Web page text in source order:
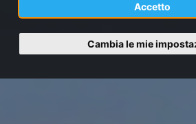
Accetto
Cambia le mie